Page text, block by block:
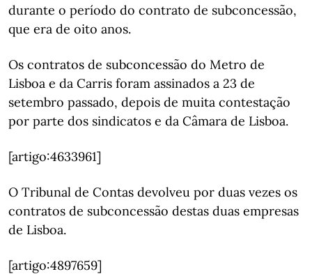
durante o período do contrato de subconcessão,
que era de oito anos.
Os contratos de subconcessão do Metro de
Lisboa e da Carris foram assinados a 23 de
setembro passado, depois de muita contestação
por parte dos sindicatos e da Câmara de Lisboa.
[artigo:4633961]
O Tribunal de Contas devolveu por duas vezes os
contratos de subconcessão destas duas empresas
de Lisboa.
[artigo:4897659]